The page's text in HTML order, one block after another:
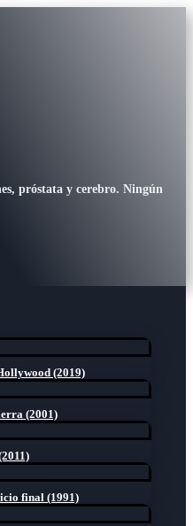
próstata y cerebro. Ningún
(2019)
(2001)
final (1991)